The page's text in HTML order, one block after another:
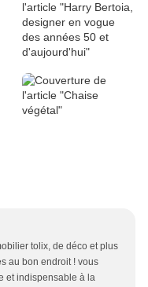
tolix, de déco et plus
au bon endroit ! vous
et indispensable à la